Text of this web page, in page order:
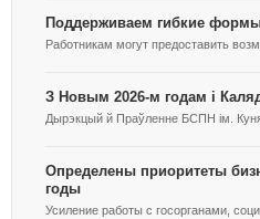
Поддерживаем гибкие формы
Работникам могут предоставить
З Новым 2026-м годам і
Дырэкцый й Праўленне БСПН ім.
Определены приоритеты
годы
Усиление работы с госорганами,